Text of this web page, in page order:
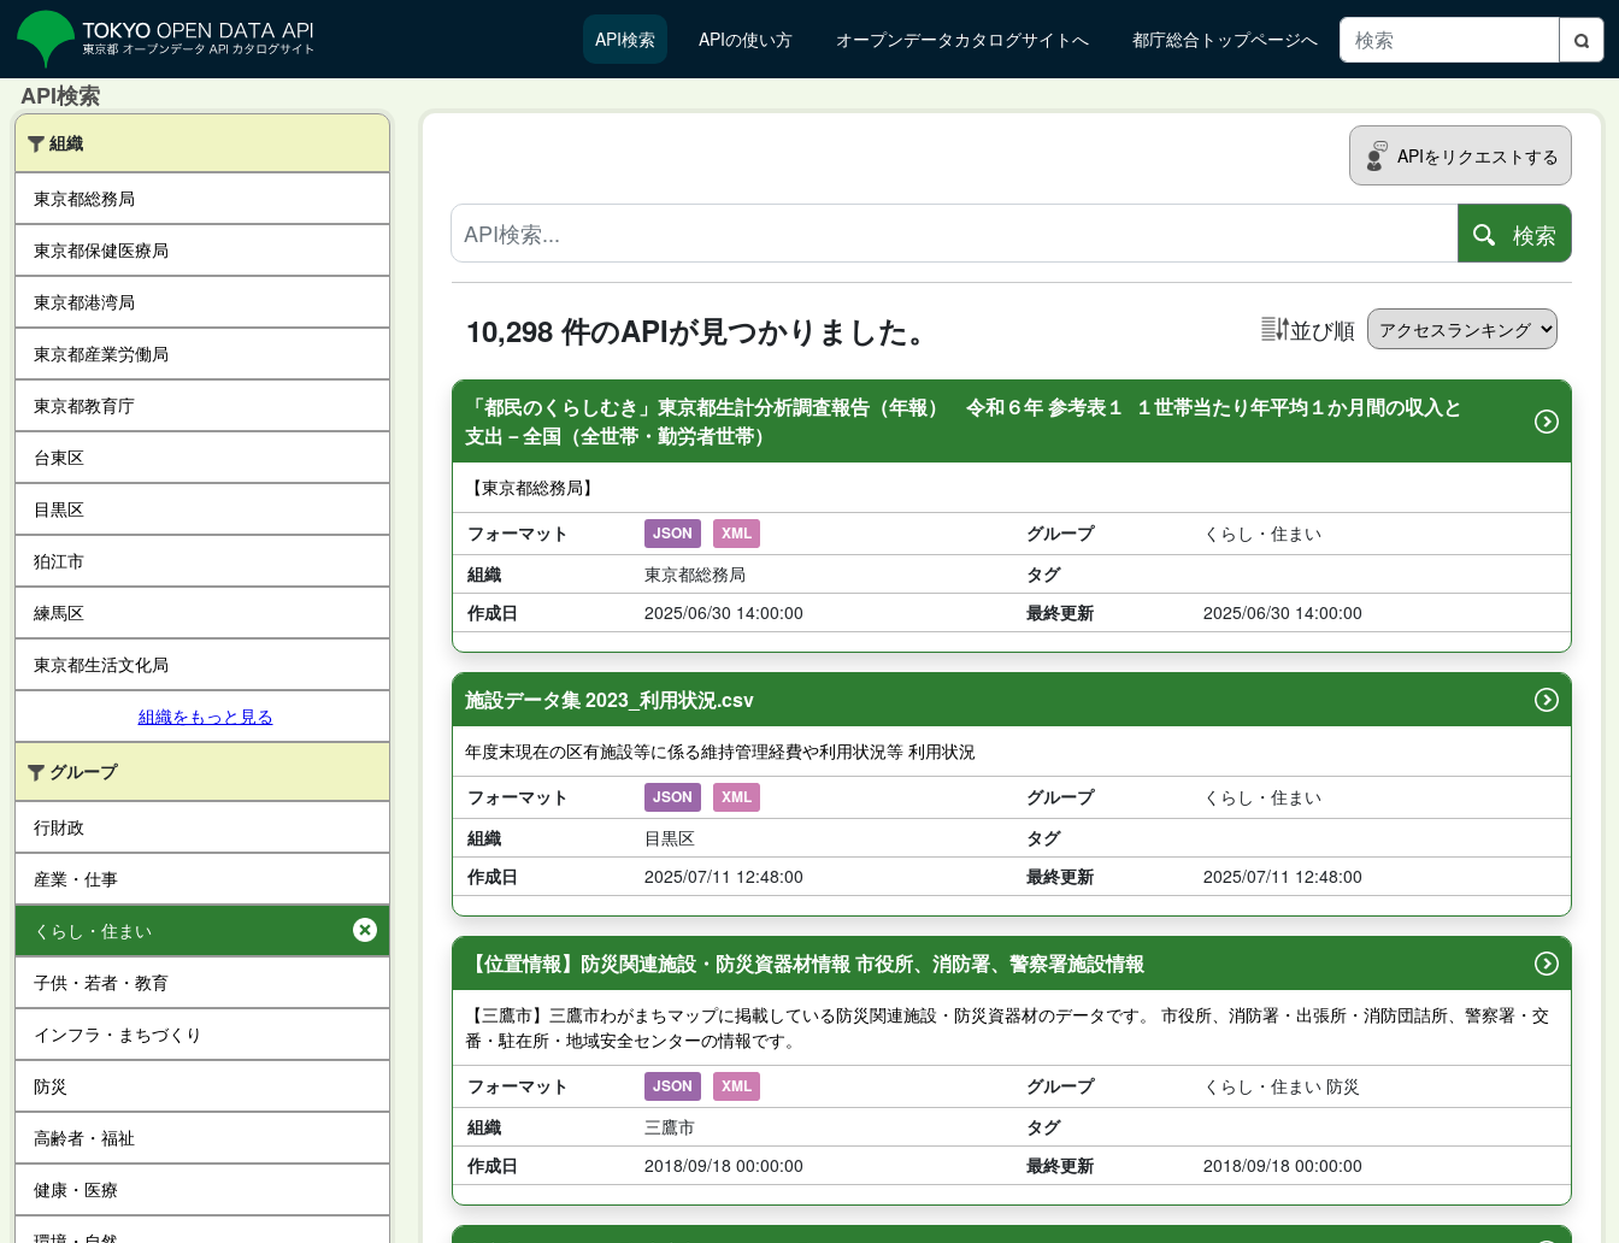
API検索 APIの使い方 オープンデータカタログサイトへ 都庁総合トップページへ
API検索
組織
東京都総務局
東京都保健医療局
東京都港湾局
東京都産業労働局
東京都教育庁
台東区
目黒区
狛江市
練馬区
東京都生活文化局
組織をもっと見る
グループ
行財政
産業・仕事
くらし・住まい
子供・若者・教育
インフラ・まちづくり
防災
高齢者・福祉
健康・医療
APIをリクエストする
検索
並び順
10,298 件のAPIが見つかりました。
「都民のくらしむき」東京都生計分析調査報告（年報） 令和６年 参考表１ １世帯当たり年平均１か月間の収入と
支出－全国（全世帯・勤労者世帯）
【東京都総務局】
フォーマット
JSON XML グループ
くらし・住まい
組織
東京都総務局
タグ
作成日
2025/06/30 14:00:00 最終更新 2025/06/30 14:00:00
施設データ集 2023_利用状況.csv
年度末現在の区有施設等に係る維持管理経費や利用状況等 利用状況
フォーマット
JSON XML グループ
くらし・住まい
組織
目黒区
タグ
作成日
2025/07/11 12:48:00 最終更新 2025/07/11 12:48:00
【位置情報】防災関連施設・防災資器材情報 市役所、消防署、警察署施設情報
【三鷹市】三鷹市わがまちマップに掲載している防災関連施設・防災資器材のデータです。 市役所、消防署・出張所・消防団詰所、警察署・交
番・駐在所・地域安全センターの情報です。
フォーマット
JSON XML グループ
くらし・住まい 防災
組織
三鷹市
タグ
作成日
2018/09/18 00:00:00 最終更新 2018/09/18 00:00:00